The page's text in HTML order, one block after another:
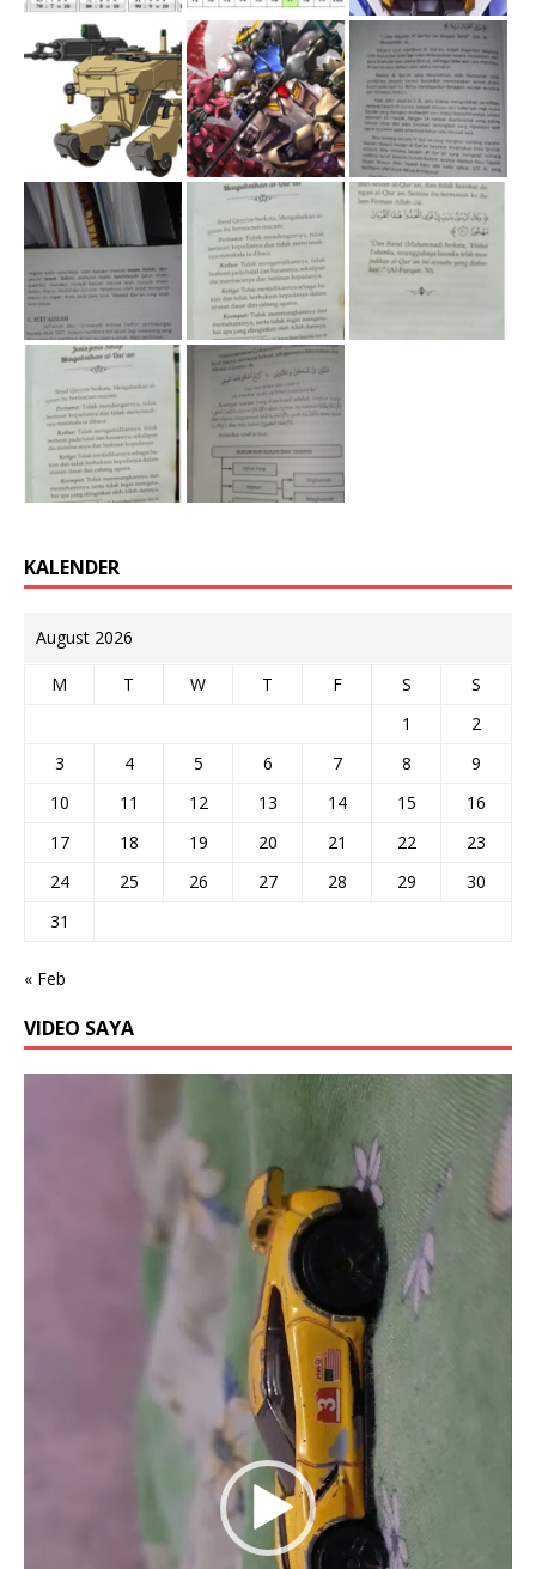
KALENDER
August 2026
M T W T F S
S
1
2
3
4 5 6 7 8
9
10
11 12 13 14 15
16
17
18 19 20 21 22
23
24
25 26 27 28 29
30
31
« Feb
VIDEO SAYA